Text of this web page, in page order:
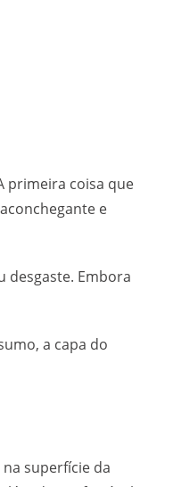
primeira coisa que
e
desgaste. Embora
a capa do
na superfície da